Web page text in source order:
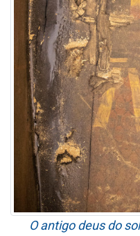
O antigo deus do